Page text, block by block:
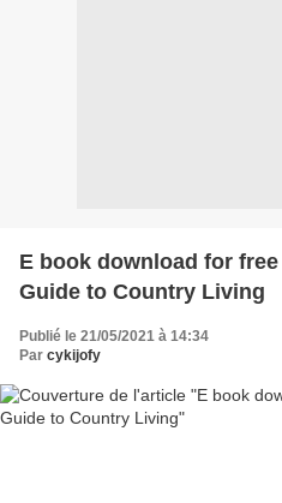
E book download for
Guide to Country Living
Publié le 21/05/2021 à 14:34
Par cykijofy